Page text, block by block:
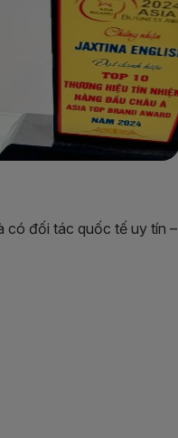
có đối tác quốc tế uy tín –